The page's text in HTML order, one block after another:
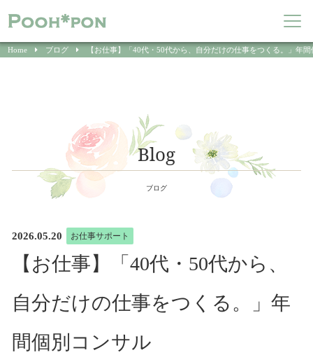
Home ブログ 【お仕事】「40代・50代から、自分だけの仕事をつくる。」年
Blog
ブログ
2026.05.20 お仕事サポート
【お仕事】「40代・50代から、
自分だけの仕事をつくる。」年
間個別コンサル